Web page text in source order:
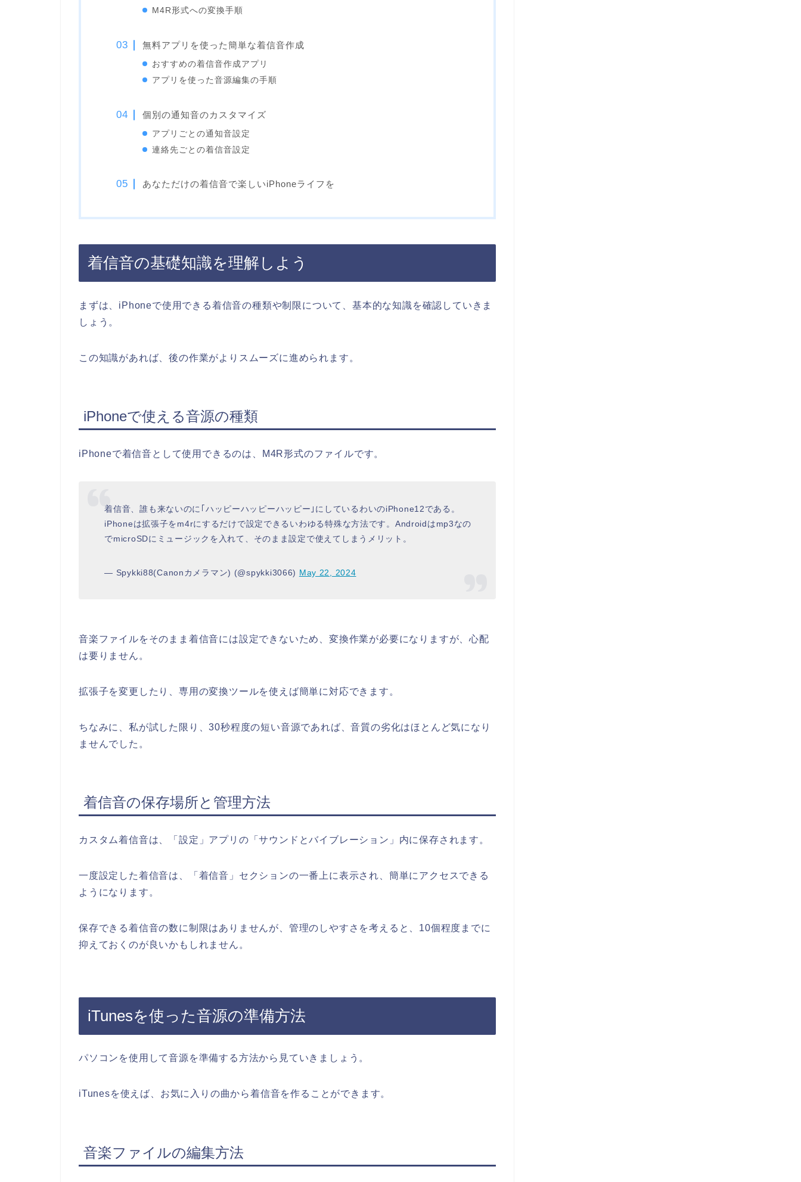
M4R形式への変換手順
無料アプリを使った簡単な着信音作成
おすすめの着信音作成アプリ
アプリを使った音源編集の手順
個別の通知音のカスタマイズ
アプリごとの通知音設定
連絡先ごとの着信音設定
あなただけの着信音で楽しいiPhoneライフを
着信音の基礎知識を理解しよう
まずは、iPhoneで使用できる着信音の種類や制限について、基本的な知識を確認していきま
しょう。
この知識があれば、後の作業がよりスムーズに進められます。
iPhoneで使える音源の種類
iPhoneで着信音として使用できるのは、M4R形式のファイルです。
着信音、誰も来ないのに｢ハッピーハッピーハッピー｣にしているわいのiPhone12である。
iPhoneは拡張子をm4rにするだけで設定できるいわゆる特殊な方法です。Androidはmp3なの
でmicroSDにミュージックを入れて、そのまま設定で使えてしまうメリット。
— Spykki88(Canonカメラマン) (@spykki3066) May 22, 2024
音楽ファイルをそのまま着信音には設定できないため、変換作業が必要になりますが、心配
は要りません。
拡張子を変更したり、専用の変換ツールを使えば簡単に対応できます。
ちなみに、私が試した限り、30秒程度の短い音源であれば、音質の劣化はほとんど気になり
ませんでした。
着信音の保存場所と管理方法
カスタム着信音は、「設定」アプリの「サウンドとバイブレーション」内に保存されます。
一度設定した着信音は、「着信音」セクションの一番上に表示され、簡単にアクセスできる
ようになります。
保存できる着信音の数に制限はありませんが、管理のしやすさを考えると、10個程度までに
抑えておくのが良いかもしれません。
iTunesを使った音源の準備方法
パソコンを使用して音源を準備する方法から見ていきましょう。
iTunesを使えば、お気に入りの曲から着信音を作ることができます。
音楽ファイルの編集方法